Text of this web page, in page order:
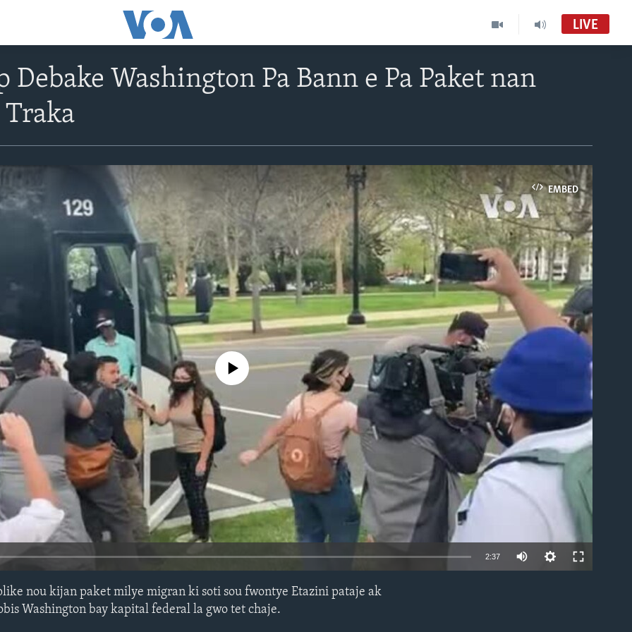
LIVE
Washington Pa Bann e Pa Paket nan
Traka
EMBED
No media source currently available
2:37
nou kijan paket milye migran ki soti sou fwontye Etazini pataje ak
Washington bay kapital federal la gwo tet chaje.